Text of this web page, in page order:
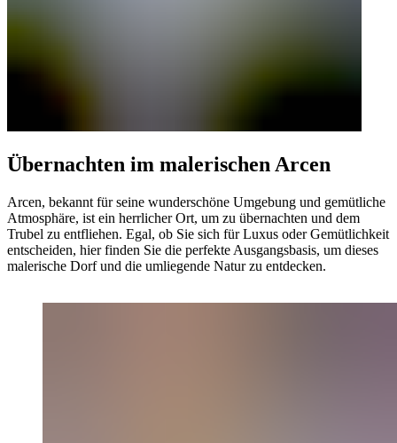
Übernachten im malerischen Arcen
Arcen, bekannt für seine wunderschöne Umgebung und gemütliche
Atmosphäre, ist ein herrlicher Ort, um zu übernachten und dem
Trubel zu entfliehen. Egal, ob Sie sich für Luxus oder Gemütlichkeit
entscheiden, hier finden Sie die perfekte Ausgangsbasis, um dieses
malerische Dorf und die umliegende Natur zu entdecken.